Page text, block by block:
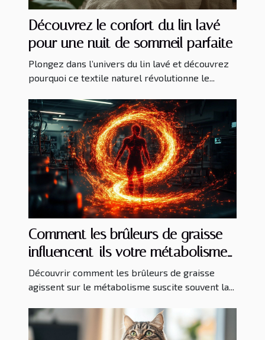
Découvrez le confort du lin lavé
pour une nuit de sommeil parfaite
Plongez dans l’univers du lin lavé et découvrez
pourquoi ce textile naturel révolutionne le...
Comment les brûleurs de graisse
influencent-ils votre métabolisme
?
Découvrir comment les brûleurs de graisse
agissent sur le métabolisme suscite souvent la...